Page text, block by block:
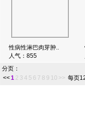
性病性淋巴肉芽肿..
人气： 855
分页：
<<1 2 3 4 5 6 7 8 9 10 >> 每页